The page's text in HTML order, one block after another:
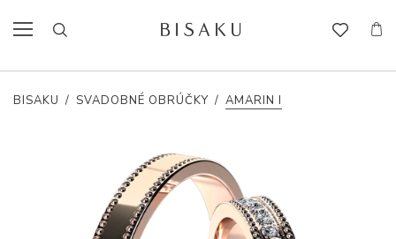
BISAKU / SVADOBNÉ OBRÚČKY / AMARIN I